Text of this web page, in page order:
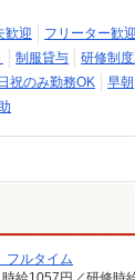
歓迎 フリーター歓迎
制服貸与 研修制度
祝のみ勤務OK 早朝
フルタイム